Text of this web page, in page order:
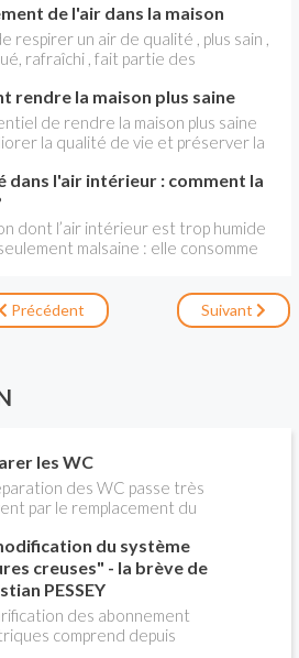
de l'air dans la maison
respirer un air de qualité , plus sain ,
rafraîchi , fait partie des
du chauffage ou de la
C’est aujourd’hui possible grâce à
de traitement de l'air ,
savoir apprécier l’efficacité. Sans ce
l'air intérieur peut être de 5 à
pollué que l'air extérieur, même en
de l'air favorise aussi le
t. La règlementation sur le
avec l'arrêté du 22 mars
rendre la maison plus saine
de rendre la maison plus saine
la qualité de vie et préserver la
plusieurs éléments clés : une bonne
matériaux non toxiques, une
de l’humidité et une propreté
dans l'air intérieur : comment la
dont l’air intérieur est trop humide
malsaine : elle consomme
d'y remédier.
Précédent Suivant
les WC
des WC passe très
par le remplacement du
du système
creuses" - la brève de
PESSEY
des abonnement
comprend depuis